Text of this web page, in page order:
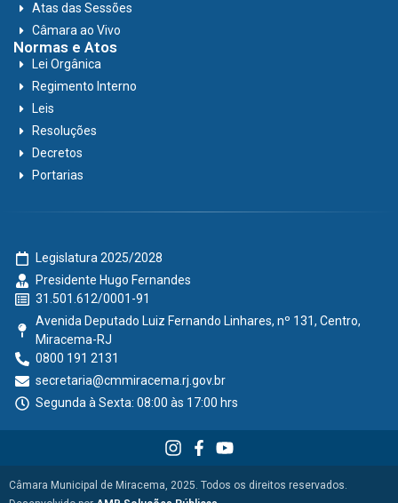
Atas das Sessões
Câmara ao Vivo
Normas e Atos
Lei Orgânica
Regimento Interno
Leis
Resoluções
Decretos
Portarias
Legislatura 2025/2028
Presidente Hugo Fernandes
31.501.612/0001-91
Avenida Deputado Luiz Fernando Linhares, nº 131, Centro,
Miracema-RJ
0800 191 2131
secretaria@cmmiracema.rj.gov.br
Segunda à Sexta: 08:00 às 17:00 hrs
Câmara Municipal de Miracema, 2025. Todos os direitos reservados.